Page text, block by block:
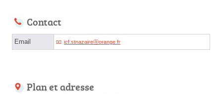
Contact
Email icf.stnazaireⓐorange.fr
Plan et adresse